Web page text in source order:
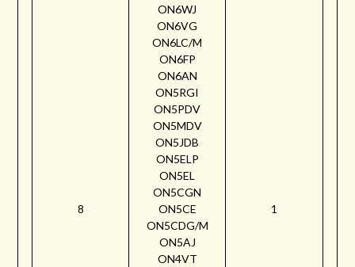
8
ON6WJ
ON6VG
ON6LC/M
ON6FP
ON6AN
ON5RGI
ON5PDV
ON5MDV
ON5JDB
ON5ELP
ON5EL
ON5CGN
ON5CE
ON5CDG/M
ON5AJ
ON4VT
1